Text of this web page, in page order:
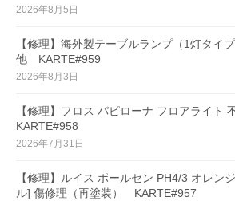
2026年8月5日
【修理】海外製テーブルランプ（1灯タイ
他 KARTE#959
2026年8月3日
【修理】フロス パピローナ フロアライト
KARTE#958
2026年7月31日
【修理】ルイス ポールセン PH4/3 オレン
ル] 傷修理（再塗装） KARTE#957